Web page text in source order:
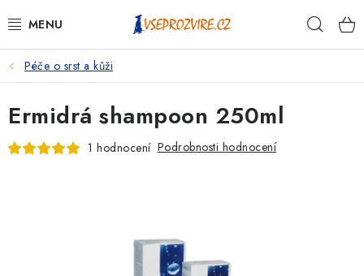
na
PSI
KOČKY
KONĚ
Péče o srst a kůži
Ermidrá shampoon 250ml
1 hodnocení Podrobnosti hodnocení